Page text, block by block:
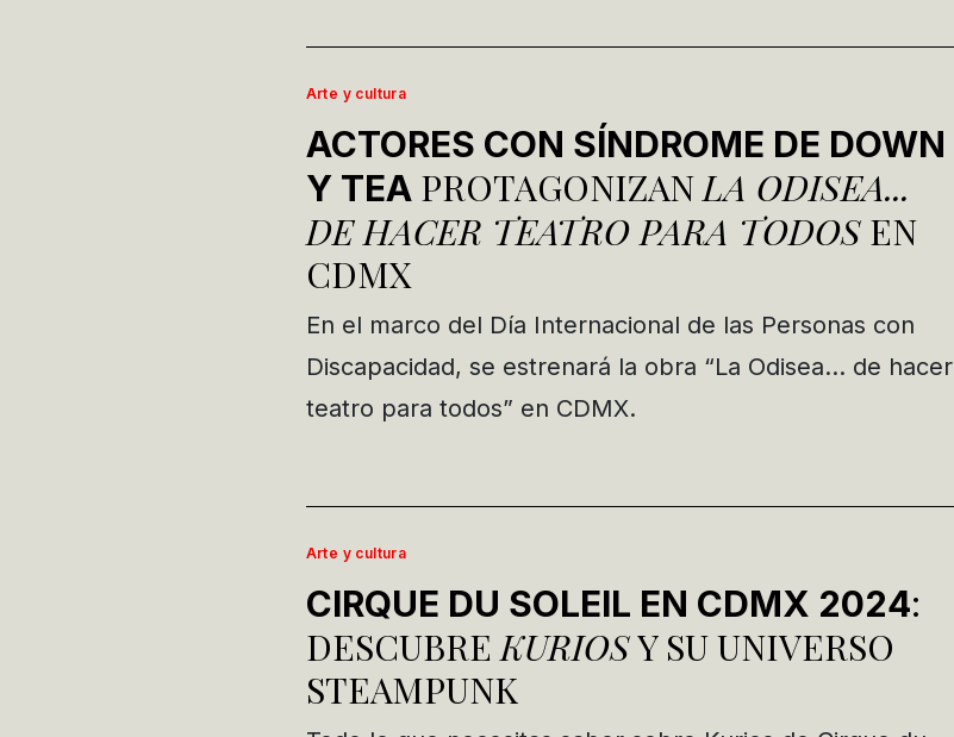
Arte y cultura
ACTORES CON SÍNDROME DE DOWN
Y TEAPROTAGONIZANLA ODISEA...
DE HACER TEATRO PARA TODOSEN
CDMX
En el marco del Día Internacional de las Personas con
Discapacidad, se estrenará la obra “La Odisea… de hacer
teatro para todos” en CDMX.
Arte y cultura
CIRQUE DU SOLEIL EN CDMX 2024:
DESCUBREKURIOSY SU UNIVERSO
STEAMPUNK